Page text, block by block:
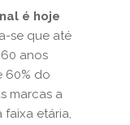
é hoje
se que até
anos
60% do
marcas a
faixa etária,